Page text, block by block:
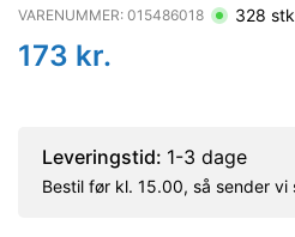
VARENUMMER: 015486018 328
173 kr.
Leveringstid: 1-3 dage
Bestil før kl. 15.00, så sender vi